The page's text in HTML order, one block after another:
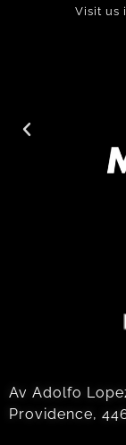
Visit us
Av Adolfo
Providence,